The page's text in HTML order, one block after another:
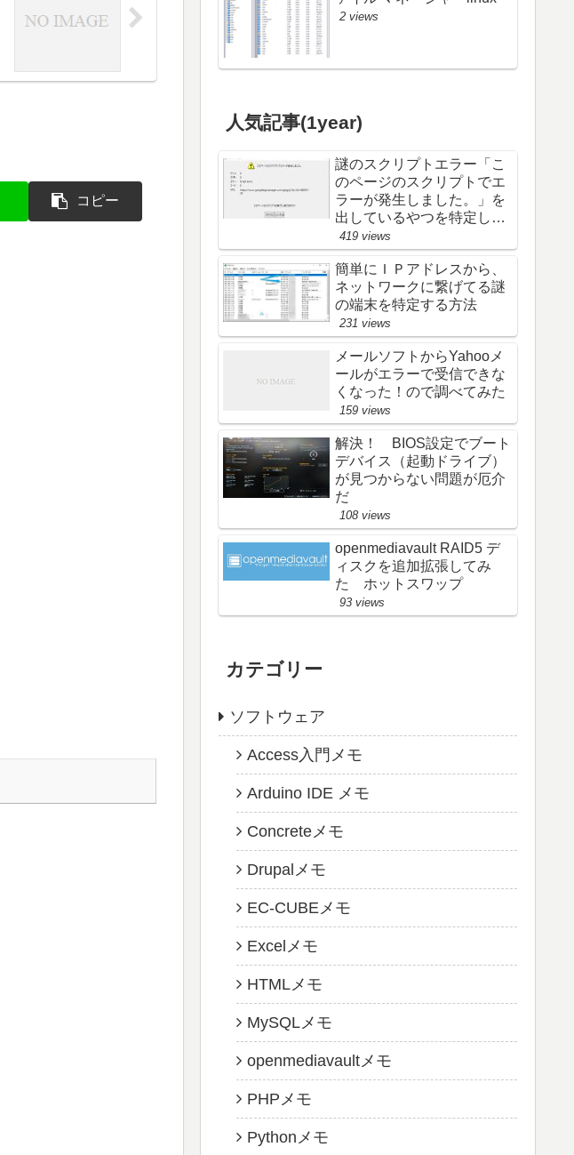
コピー
2 views
人気記事(1year)
謎のスクリプトエラー「こ
のページのスクリプトでエ
ラーが発生しました。」を
出しているやつを特定し
た (; ･`д･´)
419 views
簡単にＩＰアドレスから、
ネットワークに繋げてる謎
の端末を特定する方法
231 views
メールソフトからYahooメ
ールがエラーで受信できな
くなった！ので調べてみた
159 views
解決！ BIOS設定でブート
デバイス（起動ドライブ）
が見つからない問題が厄介
だ
108 views
openmediavault RAID5 デ
ィスクを追加拡張してみ
た ホットスワップ
93 views
カテゴリー
ソフトウェア
Access入門メモ
Arduino IDE メモ
Concreteメモ
Drupalメモ
EC-CUBEメモ
Excelメモ
HTMLメモ
MySQLメモ
openmediavaultメモ
PHPメモ
Pythonメモ